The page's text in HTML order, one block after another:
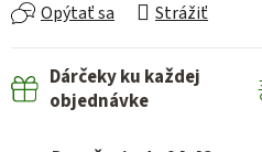
Opýtať sa Strážiť
Dárčeky ku každej
objednávke